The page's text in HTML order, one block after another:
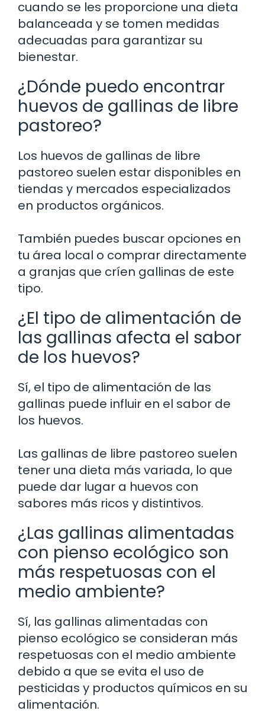
cuando se les proporcione una dieta
balanceada y se tomen medidas
adecuadas para garantizar su
bienestar.
¿Dónde puedo encontrar
huevos de gallinas de libre
pastoreo?
Los huevos de gallinas de libre
pastoreo suelen estar disponibles en
tiendas y mercados especializados
en productos orgánicos.
También puedes buscar opciones en
tu área local o comprar directamente
a granjas que críen gallinas de este
tipo.
¿El tipo de alimentación de
las gallinas afecta el sabor
de los huevos?
Sí, el tipo de alimentación de las
gallinas puede influir en el sabor de
los huevos.
Las gallinas de libre pastoreo suelen
tener una dieta más variada, lo que
puede dar lugar a huevos con
sabores más ricos y distintivos.
¿Las gallinas alimentadas
con pienso ecológico son
más respetuosas con el
medio ambiente?
Sí, las gallinas alimentadas con
pienso ecológico se consideran más
respetuosas con el medio ambiente
debido a que se evita el uso de
pesticidas y productos químicos en su
alimentación.